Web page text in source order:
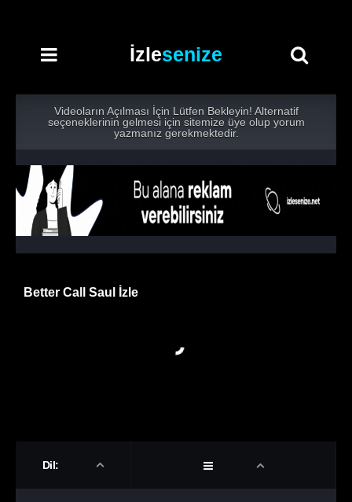
İzlesenize
Videoların Açılması İçin Lütfen Bekleyin! Alternatif
seçeneklerinin gelmesi için sitemize üye olup yorum
yazmanız gerekmektedir.
Better Call Saul İzle
Dil: